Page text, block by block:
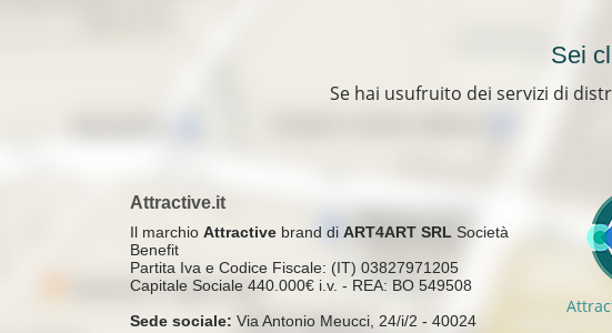
Sei
Se hai usufruito dei servizi di
Attractive.it
Il marchio Attractive brand di ART4ART SRL Società
Benefit
Partita Iva e Codice Fiscale: (IT) 03827971205
Capitale Sociale 440.000€ i.v. - REA: BO 549508
Sede sociale: Via Antonio Meucci, 24/i/2 - 40024